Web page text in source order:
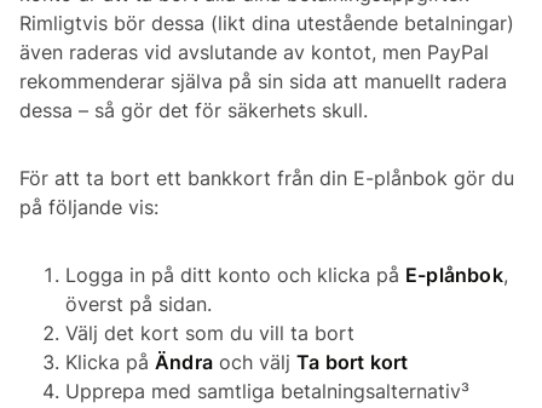
Rimligtvis bör dessa (likt dina utestående betalningar)
även raderas vid avslutande av kontot, men PayPal
rekommenderar själva på sin sida att manuellt radera
dessa – så gör det för säkerhets skull.
För att ta bort ett bankkort från din E-plånbok gör du
på följande vis:
Logga in på ditt konto och klicka på E-plånbok,
överst på sidan.
Välj det kort som du vill ta bort
Klicka på Ändra och välj Ta bort kort
Upprepa med samtliga betalningsalternativ³